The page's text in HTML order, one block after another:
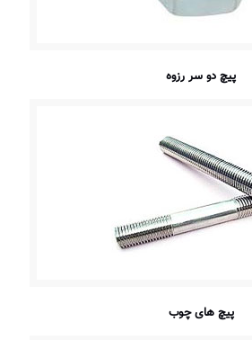
پیچ دو سر رزوه
پیچ های چوب